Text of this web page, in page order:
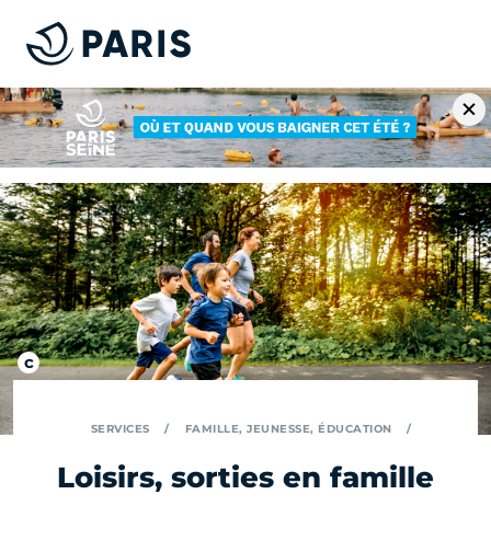
SERVICES FAMILLE, JEUNESSE, ÉDUCATION
Loisirs, sorties en famille